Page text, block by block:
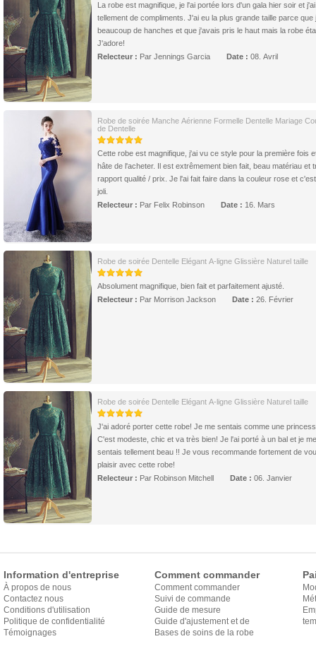
La robe est magnifique, je l'ai portée lors d'un gala hier soir et
tellement de compliments. J'ai eu la plus grande taille parce que
beaucoup de hanches et que j'avais pris le haut mais la robe
J'adore!
Relecteur : Par Jennings Garcia Date : 08. Avril
Robe de soirée Manche Aérienne Formelle Dentelle Mariage
de Dentelle
Cette robe est magnifique, j'ai vu ce style pour la première fois
hâte de l'acheter. Il est extrêmement bien fait, beau matériau et
rapport qualité / prix. Je l'ai fait faire dans la couleur rose et
joli.
Relecteur : Par Felix Robinson Date : 16. Mars
Robe de soirée Dentelle Elégant A-ligne Glissière Naturel taille
Absolument magnifique, bien fait et parfaitement ajusté.
Relecteur : Par Morrison Jackson Date : 26. Février
Robe de soirée Dentelle Elégant A-ligne Glissière Naturel taille
J'ai adoré porter cette robe! Je me sentais comme une
C'est modeste, chic et va très bien! Je l'ai porté à un bal et je me
sentais tellement beau !! Je vous recommande fortement de
plaisir avec cette robe!
Relecteur : Par Robinson Mitchell Date : 06. Janvier
Information d'entreprise
À propos de nous
Contactez nous
Conditions d'utilisation
Politique de confidentialité
Témoignages
Comment commander
Comment commander
Suivi de commande
Guide de mesure
Guide d'ajustement et de
style
Bases de soins de la robe